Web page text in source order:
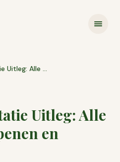
Chakra Meditatie Uitleg: Alle 7 Chakra's Openen en Balanceren
Uitleg: Alle
en